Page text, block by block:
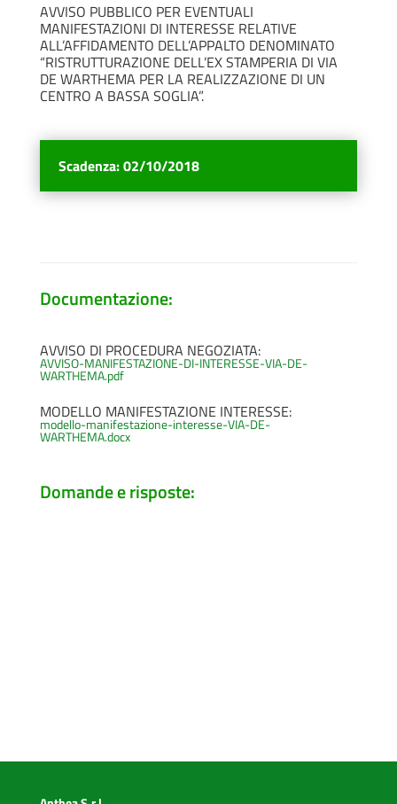
AVVISO PUBBLICO PER EVENTUALI
MANIFESTAZIONI DI INTERESSE RELATIVE
ALL’AFFIDAMENTO DELL’APPALTO DENOMINATO
“RISTRUTTURAZIONE DELL’EX STAMPERIA DI VIA
DE WARTHEMA PER LA REALIZZAZIONE DI UN
CENTRO A BASSA SOGLIA”.
Scadenza:02/10/2018
Documentazione:
AVVISO DI PROCEDURA NEGOZIATA:
AVVISO-MANIFESTAZIONE-DI-INTERESSE-VIA-DE-
WARTHEMA.pdf
MODELLO MANIFESTAZIONE INTERESSE:
modello-manifestazione-interesse-VIA-DE-
WARTHEMA.docx
Domande e risposte: